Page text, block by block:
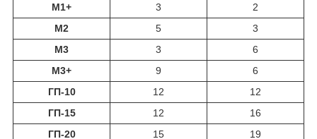
М1+
3
2
М2
5
3
М3
3
6
М3+
9
6
ГП-10
12
12
ГП-15
12
16
ГП-20
15 19